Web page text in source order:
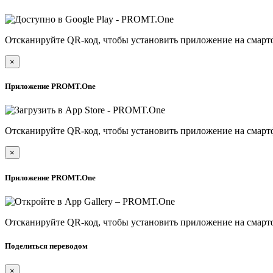
Отсканируйте QR-код, чтобы установить приложение на
×
Приложение PROMT.One
Отсканируйте QR-код, чтобы установить приложение на
×
Приложение PROMT.One
Отсканируйте QR-код, чтобы установить приложение на
Поделиться переводом
×